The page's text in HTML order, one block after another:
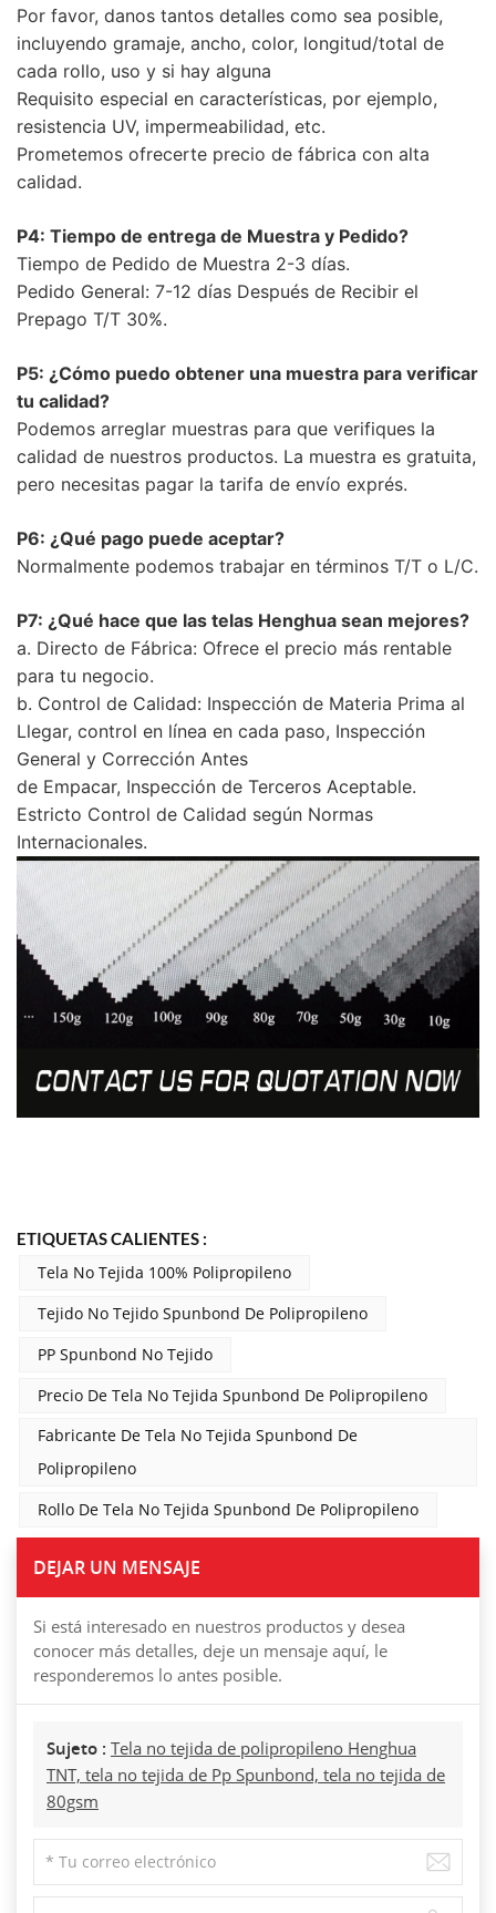
Por favor, danos tantos detalles como sea posible,
incluyendo gramaje, ancho, color, longitud/total de
cada rollo, uso y si hay alguna
Requisito especial en características, por ejemplo,
resistencia UV, impermeabilidad, etc.
Prometemos ofrecerte precio de fábrica con alta
calidad.
P4: Tiempo de entrega de Muestra y Pedido?
Tiempo de Pedido de Muestra 2-3 días.
Pedido General: 7-12 días Después de Recibir el
Prepago T/T 30%.
P5: ¿Cómo puedo obtener una muestra para verificar
tu calidad?
Podemos arreglar muestras para que verifiques la
calidad de nuestros productos. La muestra es gratuita,
pero necesitas pagar la tarifa de envío exprés.
P6: ¿Qué pago puede aceptar?
Normalmente podemos trabajar en términos T/T o L/C.
P7: ¿Qué hace que las telas Henghua sean mejores?
a. Directo de Fábrica: Ofrece el precio más rentable
para tu negocio.
b. Control de Calidad: Inspección de Materia Prima al
Llegar, control en línea en cada paso, Inspección
General y Corrección Antes
de Empacar, Inspección de Terceros Aceptable.
Estricto Control de Calidad según Normas
Internacionales.
ETIQUETAS CALIENTES :
Tela No Tejida 100% Polipropileno
Tejido No Tejido Spunbond De Polipropileno
PP Spunbond No Tejido
Precio De Tela No Tejida Spunbond De Polipropileno
Fabricante De Tela No Tejida Spunbond De
Polipropileno
Rollo De Tela No Tejida Spunbond De Polipropileno
DEJAR UN MENSAJE
Si está interesado en nuestros productos y desea
conocer más detalles, deje un mensaje aquí, le
responderemos lo antes posible.
Sujeto : Tela no tejida de polipropileno Henghua
TNT, tela no tejida de Pp Spunbond, tela no tejida de
80gsm